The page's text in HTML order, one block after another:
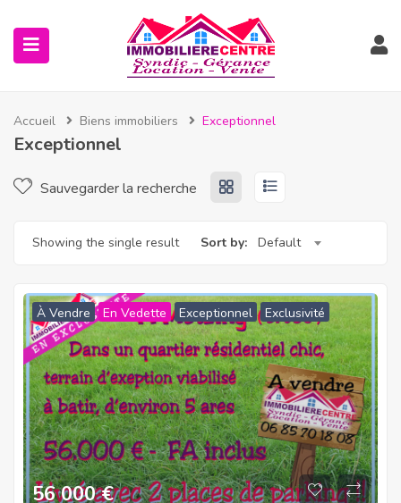
Accueil Biens immobiliers Exceptionnel
Exceptionnel
Sauvegarder la recherche
Showing the single result Sort by: Default
À Vendre En Vedette Exceptionnel Exclusivité
56 000€